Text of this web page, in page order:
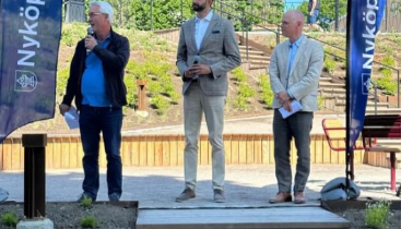
ModeratKvinnor